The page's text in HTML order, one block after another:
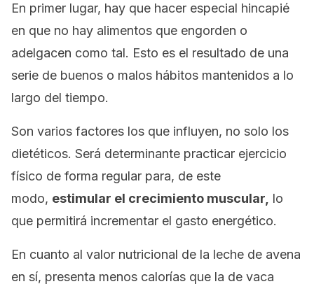
En primer lugar, hay que hacer especial hincapié
en que no hay alimentos que engorden o
adelgacen como tal. Esto es el resultado de una
serie de buenos o malos hábitos mantenidos a lo
largo del tiempo.
Son varios factores los que influyen, no solo los
dietéticos. Será determinante practicar ejercicio
físico de forma regular para, de este
modo, estimular el crecimiento muscular, lo
que permitirá incrementar el gasto energético.
En cuanto al valor nutricional de la leche de avena
en sí, presenta menos calorías que la de vaca